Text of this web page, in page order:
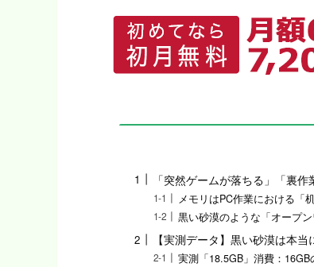
「突然ゲームが落ちる」「裏
メモリはPC作業における「
黒い砂漠のような「オープ
【実測データ】黒い砂漠は本
実測「18.5GB」消費：